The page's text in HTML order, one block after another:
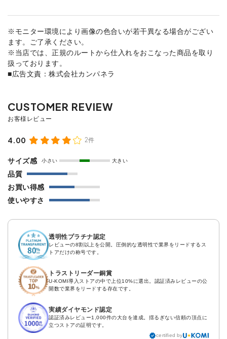
※モニター環境により画像の色合いが若干異なる場合がござい
ます。ご了承ください。
※当店では、正規のルートから仕入れをおこなった商品を取り
扱っております。
■広告文責：株式会社カンパネラ
4.00 2件
サイズ感 小さい 大きい
品質
お買い得感
使いやすさ
透明性プラチナ認定
レビューの8割以上を公開。圧倒的な透明性で業界をリードするス
トアだけの称号です。
トラストリーダー銅賞
U-KOMI導入ストアの中で上位10%に選出。認証済みレビューの公
開数で業界をリードする存在です。
実績ダイヤモンド認定
認証済みレビュー1,000件の大台を達成。揺るぎない信頼の頂点に
立つストアの証明です。
certified by